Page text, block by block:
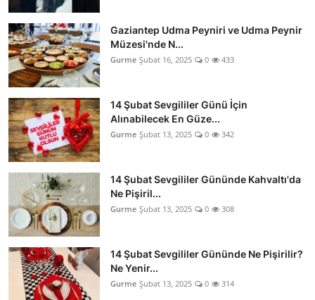
Gaziantep Udma Peyniri ve Udma Peynir
Müzesi'nde N...
Gurme Şubat 16, 2025 0 433
14 Şubat Sevgililer Günü İçin
Alınabilecek En Güze...
Gurme Şubat 13, 2025 0 342
14 Şubat Sevgililer Gününde Kahvaltı'da
Ne Pişiril...
Gurme Şubat 13, 2025 0 308
14 Şubat Sevgililer Gününde Ne Pişirilir?
Ne Yenir...
Gurme Şubat 13, 2025 0 314